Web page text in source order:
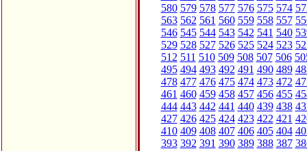
580 579 578 577 576 575 574
563 562 561 560 559 558 557
546 545 544 543 542 541 540
529 528 527 526 525 524 523
512 511 510 509 508 507 506
495 494 493 492 491 490 489
478 477 476 475 474 473 472
461 460 459 458 457 456 455
444 443 442 441 440 439 438
427 426 425 424 423 422 421
410 409 408 407 406 405 404
393 392 391 390 389 388 387